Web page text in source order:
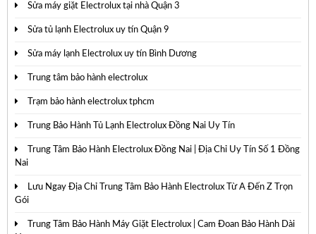
Sửa máy giặt Electrolux tại nhà Quận 3
Sửa tủ lạnh Electrolux uy tín Quận 9
Sửa máy lạnh Electrolux uy tín Bình Dương
Trung tâm bảo hành electrolux
Trạm bảo hành electrolux tphcm
Trung Bảo Hành Tủ Lạnh Electrolux Đồng Nai Uy Tín
Trung Tâm Bảo Hành Electrolux Đồng Nai | Địa Chỉ Uy Tín Số 1 Đồng
Nai
Lưu Ngay Địa Chỉ Trung Tâm Bảo Hành Electrolux Từ A Đến Z Trọn
Gói
Trung Tâm Bảo Hành Máy Giặt Electrolux | Cam Đoan Bảo Hành Dài